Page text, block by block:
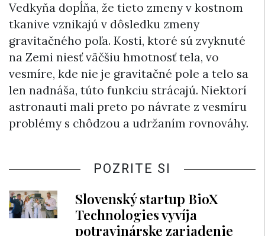
Vedkyňa dopĺňa, že tieto zmeny v kostnom
tkanive vznikajú v dôsledku zmeny
gravitačného poľa. Kosti, ktoré sú zvyknuté
na Zemi niesť väčšiu hmotnosť tela, vo
vesmíre, kde nie je gravitačné pole a telo sa
len nadnáša, túto funkciu strácajú. Niektorí
astronauti mali preto po návrate z vesmíru
problémy s chôdzou a udržaním rovnováhy.
POZRITE SI
Slovenský startup BioX
Technologies vyvíja
potravinárske zariadenie